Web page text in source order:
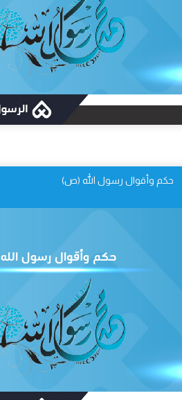
حكم وأقوال رسول الله (ص)